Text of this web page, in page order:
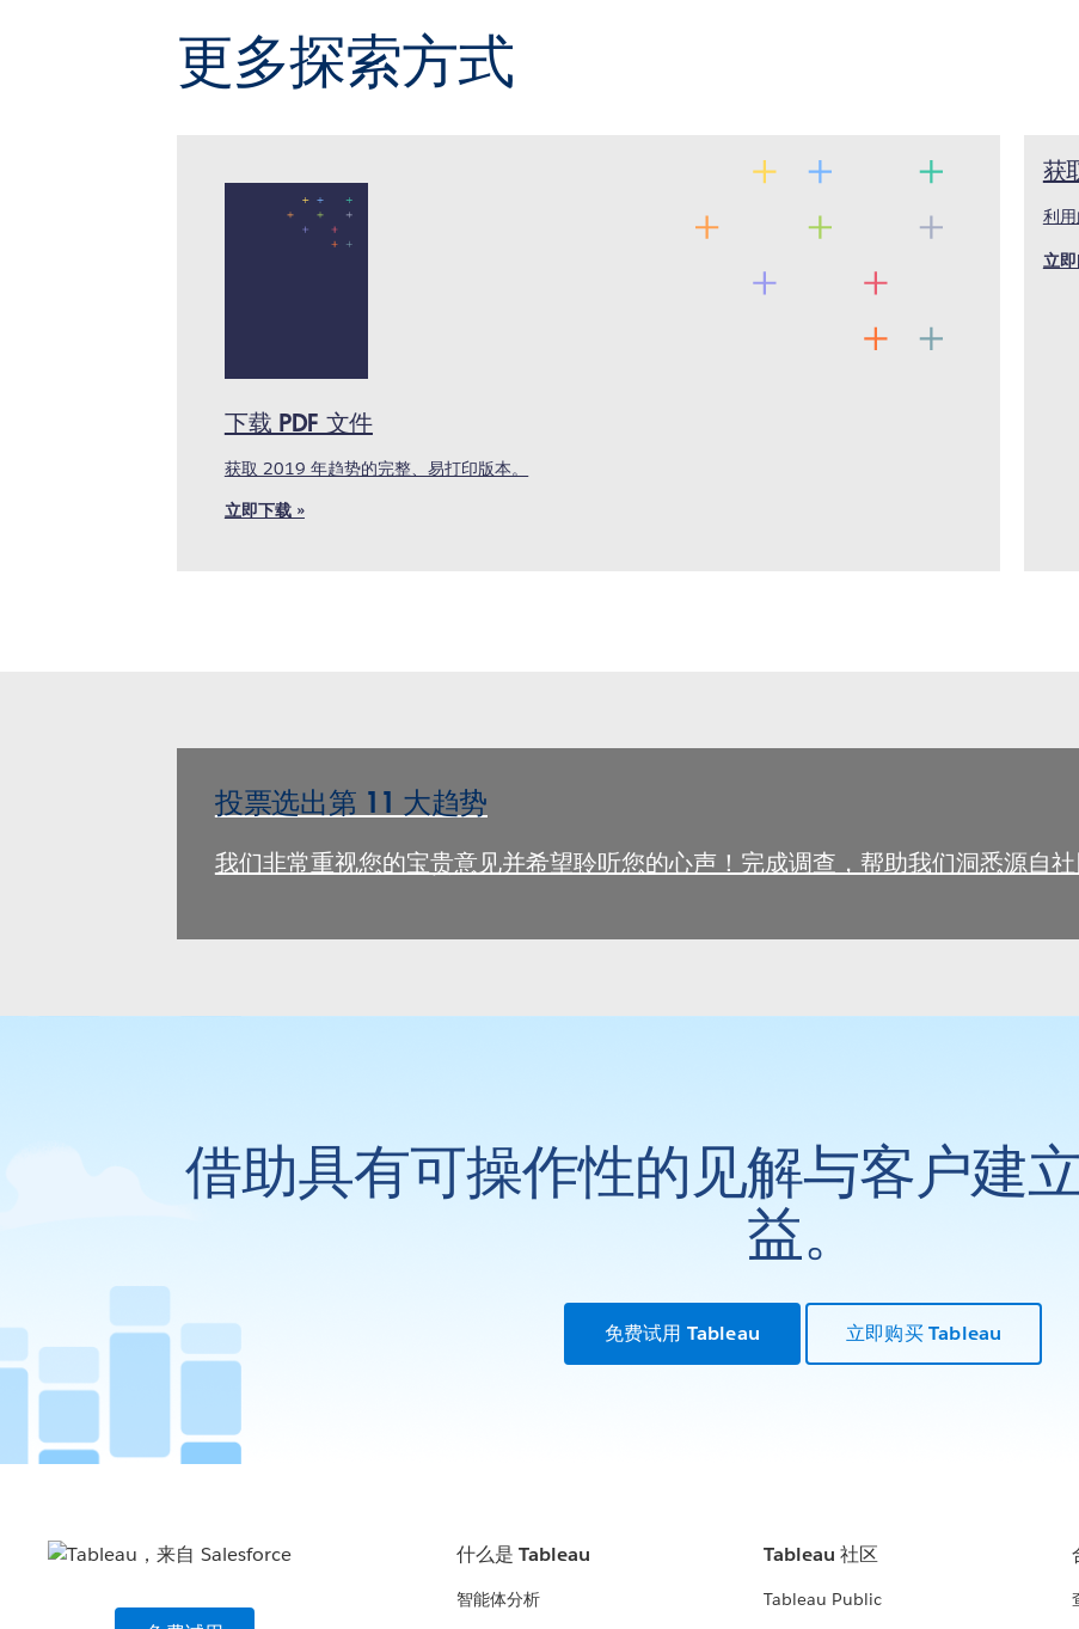
更多探索方式
下载 PDF 文件
获取 2019 年趋势的完整、易打印版本。
立即下载 »
获
利
立
投票选出第 11 大趋势
我们非常重视您的宝贵意见并希望聆听您的心声！完成调查，帮助我们洞悉源自社
借助具有可操作性的见解与客户建
益。
免费试用 Tableau 立即购买 Tableau
什么是 Tableau
智能体分析
Tableau 社区
Tableau Public